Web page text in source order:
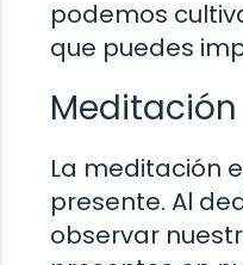
podemos
que puedes
Meditación
La meditación
presente. Al
observar